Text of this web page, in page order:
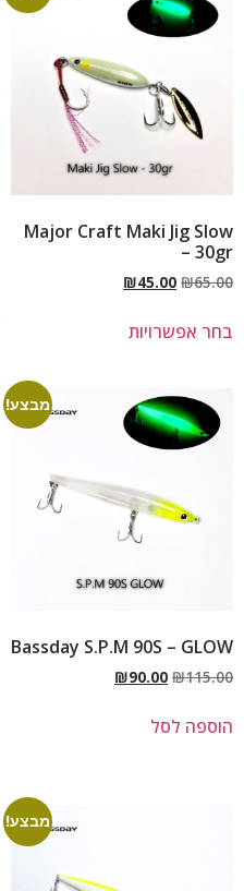
Major Craft Maki Jig Slow
– 30gr
₪65.00
₪45.00
בחר אפשרויות
מבצע!
Bassday S.P.M 90S – GLOW
₪115.00
₪90.00
הוספה לסל
מבצע!